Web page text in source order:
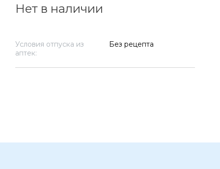
Нет в наличии
Условия отпуска из
аптек:
Без рецепта